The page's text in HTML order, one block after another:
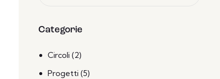
Categorie
Circoli (2)
Progetti (5)